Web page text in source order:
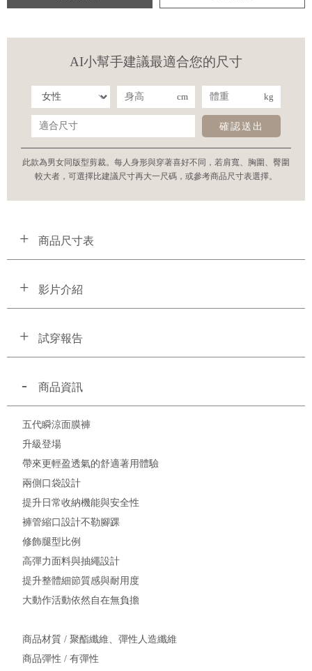
AI小幫手建議最適合您的尺寸
cm kg
確認送出
此款為男女同版型剪裁。每人身形與穿著喜好不同，若肩寬、胸圍、臀圍
較大者，可選擇比建議尺寸再大一尺碼，或參考商品尺寸表選擇。
商品尺寸表
影片介紹
試穿報告
商品資訊
五代瞬涼面膜褲
升級登場
帶來更輕盈透氣的舒適著用體驗
兩側口袋設計
提升日常收納機能與安全性
褲管縮口設計不勒腳踝
修飾腿型比例
高彈力面料與抽繩設計
提升整體細節質感與耐用度
大動作活動依然自在無負擔
商品材質 / 聚酯纖維、彈性人造纖維
商品彈性 / 有彈性